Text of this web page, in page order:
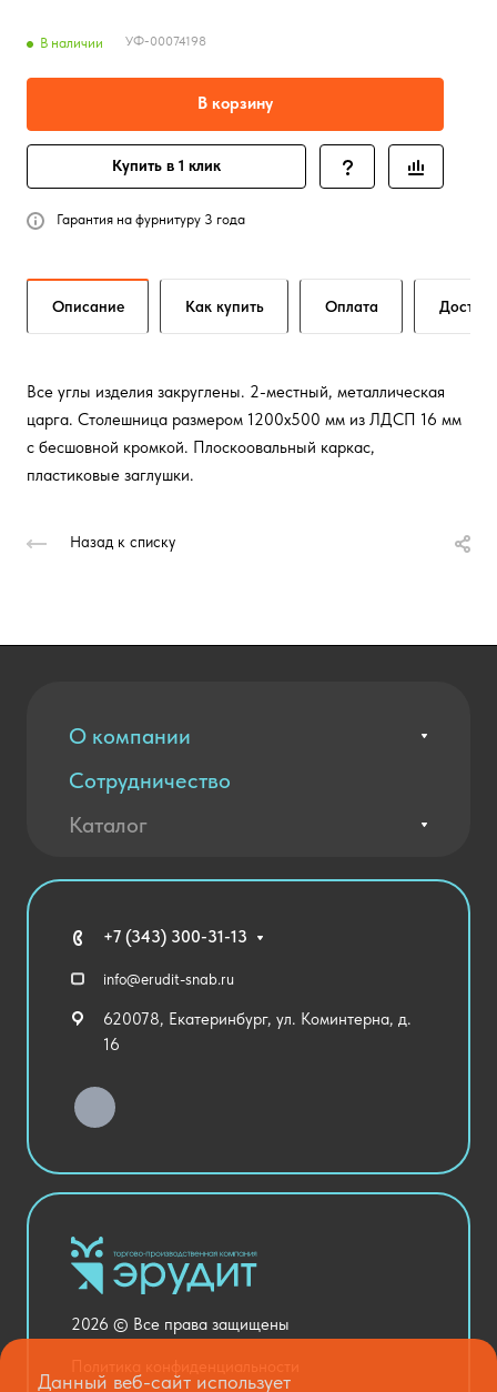
В наличии УФ-00074198
В корзину
Купить в 1 клик
Гарантия на фурнитуру 3 года
Описание Как купить Оплата
Все углы изделия закруглены. 2-местный, металлическая
царга. Столешница размером 1200х500 мм из ЛДСП 16 мм
с бесшовной кромкой. Плоскоовальный каркас,
пластиковые заглушки.
Назад к списку
О компании
Вакансии
Контакты
Благодарственные письма
Сотрудничество
Оплата и доставка
Каталог
Технические средства обучения
Спортивный зал
Уличное оборудование
Хозяйственные Товары
Столовая и пищеблок
Оснащение кабинетов
Медицинский кабинет
Национальные проекты
+7 (343) 300-31-13
info@erudit-snab.ru
620078, Екатеринбург, ул. Коминтерна, д.
16
2026 © Все права защищены
Данный веб-сайт использует